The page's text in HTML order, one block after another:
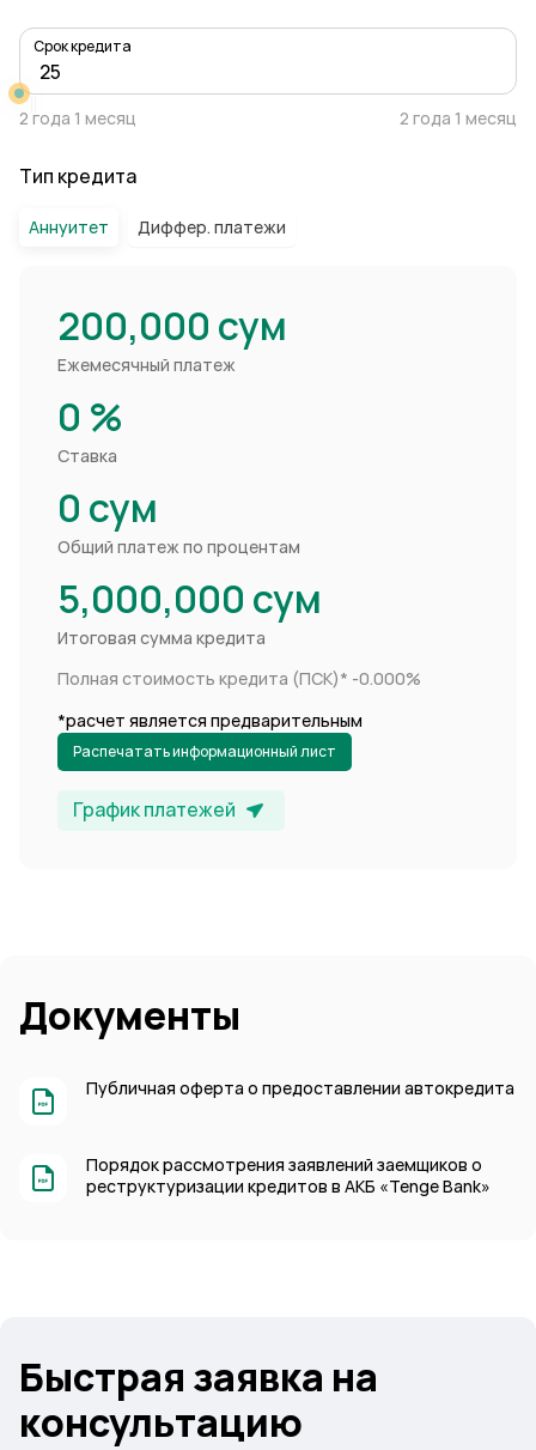
Срок кредита
2 года 1 месяц 2 года 1 месяц
Тип кредита
Аннуитет Диффер. платежи
200,000 сум
Ежемесячный платеж
0 %
Ставка
0 сум
Общий платеж по процентам
5,000,000 сум
Итоговая сумма кредита
Полная стоимость кредита (ПСК)* -0.000%
*расчет является предварительным
Распечатать информационный лист
График платежей
Документы
Публичная оферта о предоставлении автокредита
Порядок рассмотрения заявлений заемщиков о
реструктуризации кредитов в АКБ «Tenge Bank»
Быстрая заявка на
консультацию